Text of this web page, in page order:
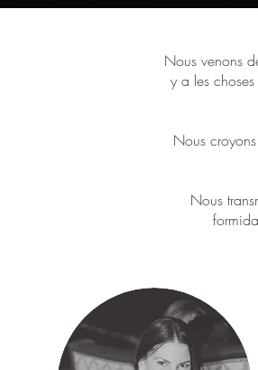
Nous venons
y a les
Nous
Nous